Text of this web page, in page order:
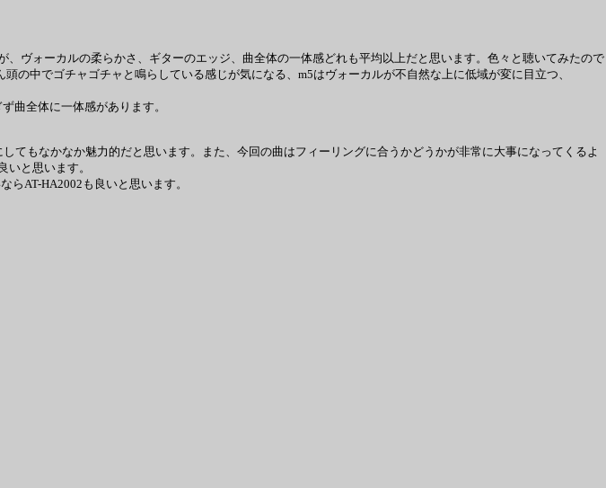
ヴォーカルの柔らかさ、ギターのエッジ、曲全体の一体感どれも平均以上だと思います。色々と聴いてみたので
の中でゴチャゴチャと鳴らしている感じが気になる、m5はヴォーカルが不自然な上に低域が変に目立つ、
曲全体に一体感があります。
もなかなか魅力的だと思います。また、今回の曲はフィーリングに合うかどうかが非常に大事になってくるよ
と思います。
AT-HA2002も良いと思います。